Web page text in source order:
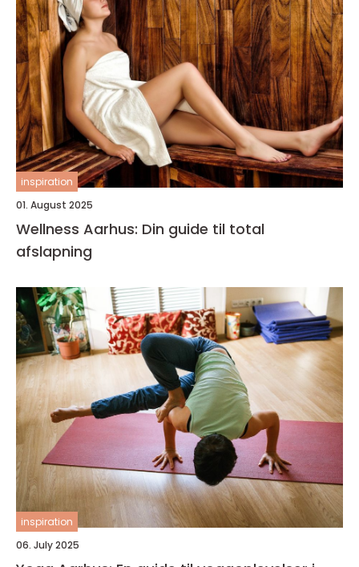
inspiration
01. August 2025
Wellness Aarhus: Din guide til total
afslapning
inspiration
06. July 2025